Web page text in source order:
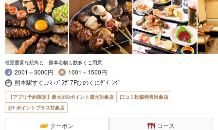
種類豊富な焼鳥と、熊本名物も数多くご用意
2001～3000円
1001～1500円
熊本駅すぐ｡ｱﾐｭﾌﾟﾗｻﾞ7Fひのくにﾀﾞｲﾆﾝｸﾞ
【アプリ予約限定】最大350ポイント還元対象店
口コミ投稿特典対象店
ポイントプラス対象店
クーポン コース